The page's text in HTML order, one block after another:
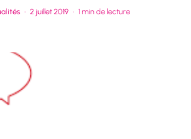
· 2 juillet 2019 · 1 min de lecture